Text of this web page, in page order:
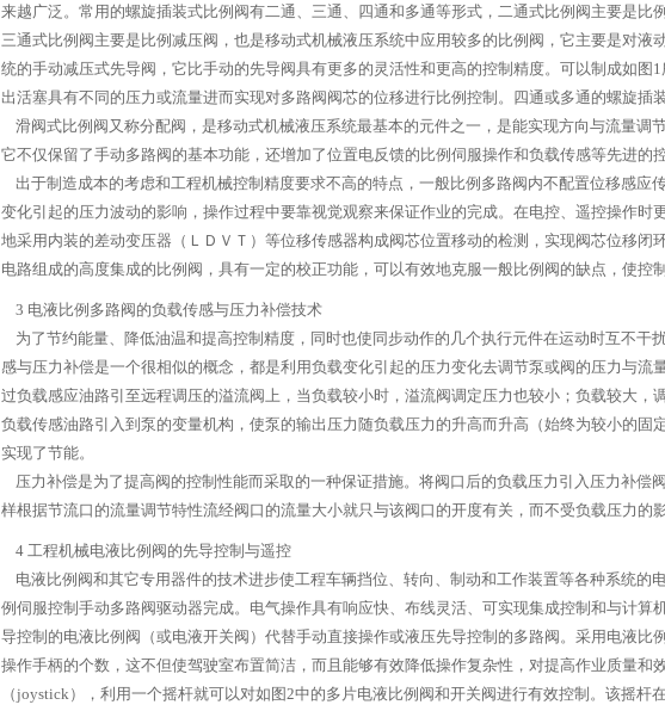
来越广泛。常用的螺旋插装式比例阀有二通、三通、四通和多通等形式，二通式比例阀主要是比
三通式比例阀主要是比例减压阀，也是移动式机械液压系统中应用较多的比例阀，它主要是对
统的手动减压式先导阀，它比手动的先导阀具有更多的灵活性和更高的控制精度。可以制成如
出活塞具有不同的压力或流量进而实现对多路阀阀芯的位移进行比例控制。四通或多通的螺旋插
滑阀式比例阀又称分配阀，是移动式机械液压系统最基本的元件之一，是能实现方向与流量调
它不仅保留了手动多路阀的基本功能，还增加了位置电反馈的比例伺服操作和负载传感等先进的
出于制造成本的考虑和工程机械控制精度要求不高的特点，一般比例多路阀内不配置位移感应
变化引起的压力波动的影响，操作过程中要靠视觉观察来保证作业的完成。在电控、遥控操作
地采用内装的差动变压器（ＬＤＶＴ）等位移传感器构成阀芯位置移动的检测，实现阀芯位移
电路组成的高度集成的比例阀，具有一定的校正功能，可以有效地克服一般比例阀的缺点，使控
3 电液比例多路阀的负载传感与压力补偿技术
为了节约能量、降低油温和提高控制精度，同时也使同步动作的几个执行元件在运动时互不干
感与压力补偿是一个很相似的概念，都是利用负载变化引起的压力变化去调节泵或阀的压力与
过负载感应油路引至远程调压的溢流阀上，当负载较小时，溢流阀调定压力也较小；负载较大
负载传感油路引入到泵的变量机构，使泵的输出压力随负载压力的升高而升高（始终为较小的固
实现了节能。
压力补偿是为了提高阀的控制性能而采取的一种保证措施。将阀口后的负载压力引入压力补偿
样根据节流口的流量调节特性流经阀口的流量大小就只与该阀口的开度有关，而不受负载压力的影
4 工程机械电液比例阀的先导控制与遥控
电液比例阀和其它专用器件的技术进步使工程车辆挡位、转向、制动和工作装置等各种系统的
例伺服控制手动多路阀驱动器完成。电气操作具有响应快、布线灵活、可实现集成控制和与计
导控制的电液比例阀（或电液开关阀）代替手动直接操作或液压先导控制的多路阀。采用电液
操作手柄的个数，这不但使驾驶室布置简洁，而且能够有效降低操作复杂性，对提高作业质量和
（joystick），利用一个摇杆就可以对如图2中的多片电液比例阀和开关阀进行有效控制。该摇杆